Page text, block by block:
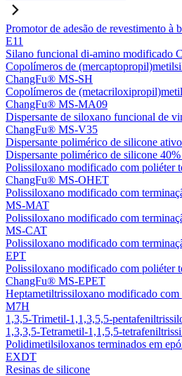
Promotor de adesão de revestimento à
E11
Silano funcional di-amino modificado
Copolímeros de
ChangFu® MS-SH
Copolímeros de
ChangFu® MS-MA09
Dispersante de siloxano funcional de
ChangFu® MS-V35
Dispersante polimérico de silicone
Dispersante polimérico de silicone
Polissiloxano modificado com poliéter
ChangFu® MS-OHET
Polissiloxano modificado com
MS-MAT
Polissiloxano modificado com
MS-CAT
Polissiloxano modificado com
EPT
Polissiloxano modificado com poliéter
ChangFu® MS-EPET
Heptametiltrissiloxano modificado
M7H
1,3,5-Trimetil-1,1,3,5,5-
1,3,3,5-Tetrametil-1,1,5,5-
Polidimetilsiloxanos terminados em
EXDT
Resinas de silicone